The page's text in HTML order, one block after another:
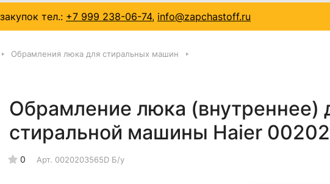
тел.: +7 999 238-06-74, info@zapchastoff.ru
Обрамления люка для стиральных машин
Обрамление люка (внутреннее)
стиральной машины Haier
0 Арт. 0020203565D Б/у